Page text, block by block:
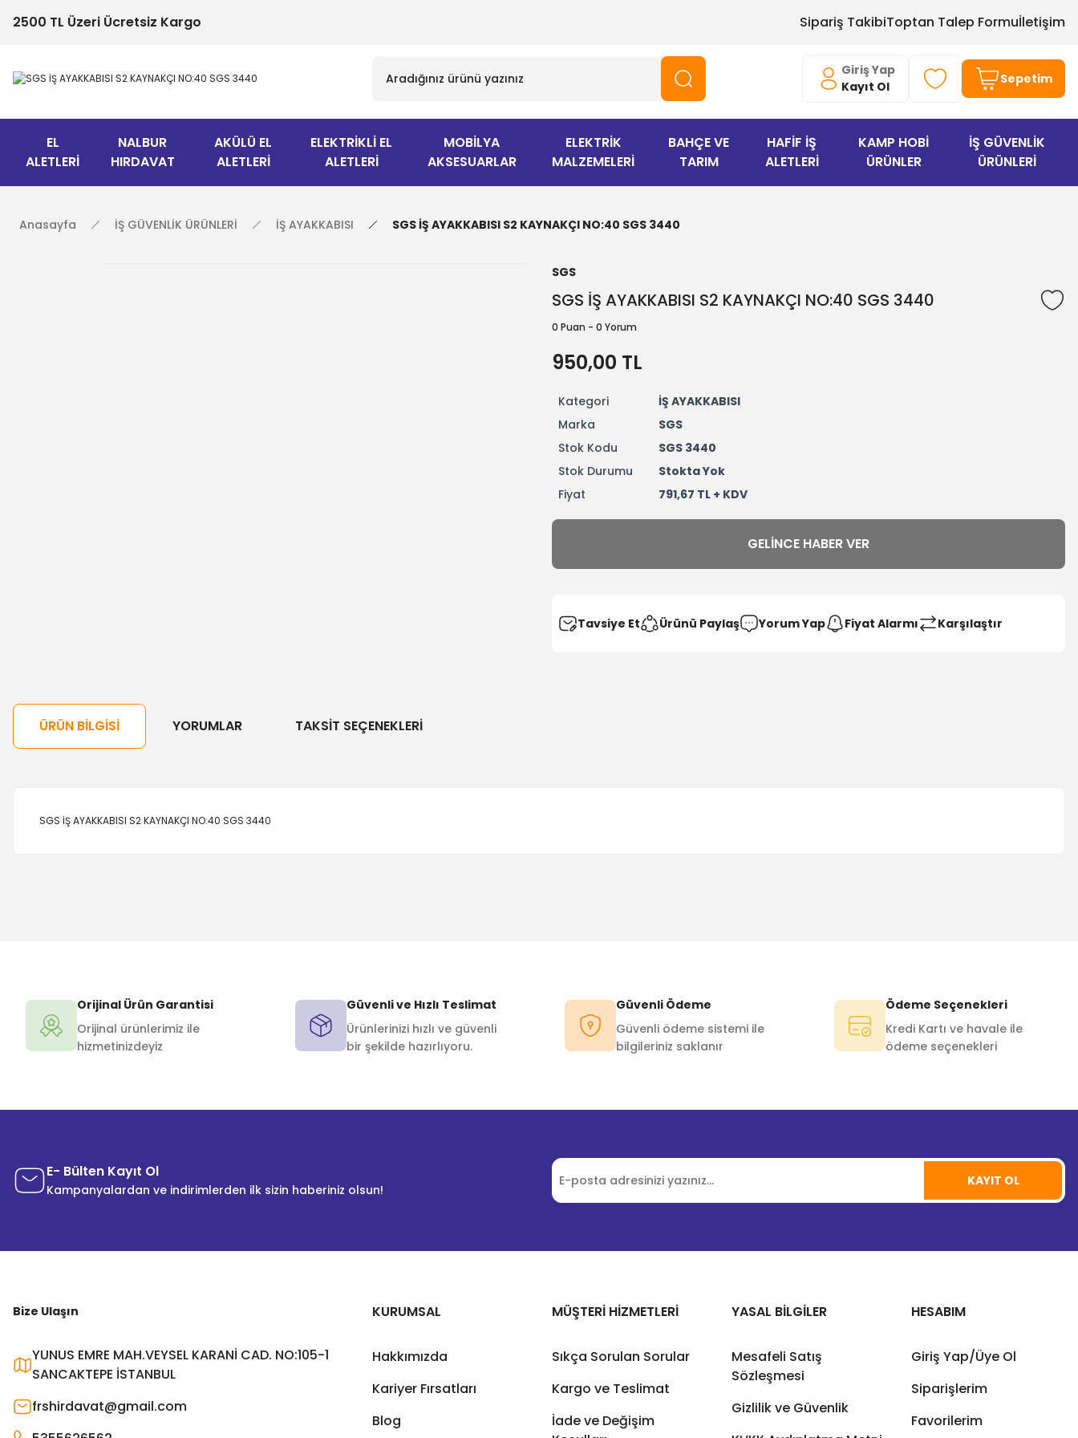
2500 TL Üzeri Ücretsiz Kargo Sipariş TakibiToptan Talep Formuİletişim
Giriş Yap
Kayıt Ol
Sepetim
EL
ALETLERİ
NALBUR
HIRDAVAT
AKÜLÜ EL
ALETLERİ
ELEKTRİKLİ EL
ALETLERİ
MOBİLYA
AKSESUARLAR
ELEKTRİK
MALZEMELERİ
BAHÇE VE
TARIM
HAFİF İŞ
ALETLERİ
KAMP HOBİ
ÜRÜNLER
İŞ GÜVENLİK
ÜRÜNLERİ
Anasayfa İŞ GÜVENLİK ÜRÜNLERİ İŞ AYAKKABISI SGS İŞ AYAKKABISI S2 KAYNAKÇI NO:40 SGS 3440
SGS
SGS İŞ AYAKKABISI S2 KAYNAKÇI NO:40 SGS 3440
0 Puan - 0 Yorum
950,00 TL
Kategori
İŞ AYAKKABISI
Marka
SGS
Stok Kodu
SGS 3440
Stok Durumu
Stokta Yok
Fiyat
791,67 TL + KDV
GELINCE HABER VER
Tavsiye Et Ürünü Paylaş Yorum Yap Fiyat Alarmı Karşılaştır
ÜRÜN BILGISI YORUMLAR TAKSIT SEÇENEKLERI
SGS İŞ AYAKKABISI S2 KAYNAKÇI NO:40 SGS 3440
Yorum Yaz
Orijinal Ürün Garantisi
Orijinal ürünlerimiz ile
hizmetinizdeyiz
Güvenli ve Hızlı Teslimat
Ürünlerinizi hızlı ve güvenli
bir şekilde hazırlıyoru.
Güvenli Ödeme
Güvenli ödeme sistemi ile
bilgileriniz saklanır
Ödeme Seçenekleri
Kredi Kartı ve havale ile
ödeme seçenekleri
E- Bülten Kayıt Ol
Kampanyalardan ve indirimlerden ilk sizin haberiniz olsun!
KAYIT OL
Bize Ulaşın
YUNUS EMRE MAH.VEYSEL KARANİ CAD. NO:105-1
SANCAKTEPE İSTANBUL
frshirdavat@gmail.com
KURUMSAL
Hakkımızda
Kariyer Fırsatları
Blog
MÜŞTERİ HİZMETLERİ
Sıkça Sorulan Sorular
Kargo ve Teslimat
İade ve Değişim
YASAL BİLGİLER
Mesafeli Satış
Sözleşmesi
Gizlilik ve Güvenlik
HESABIM
Giriş Yap/Üye Ol
Siparişlerim
Favorilerim